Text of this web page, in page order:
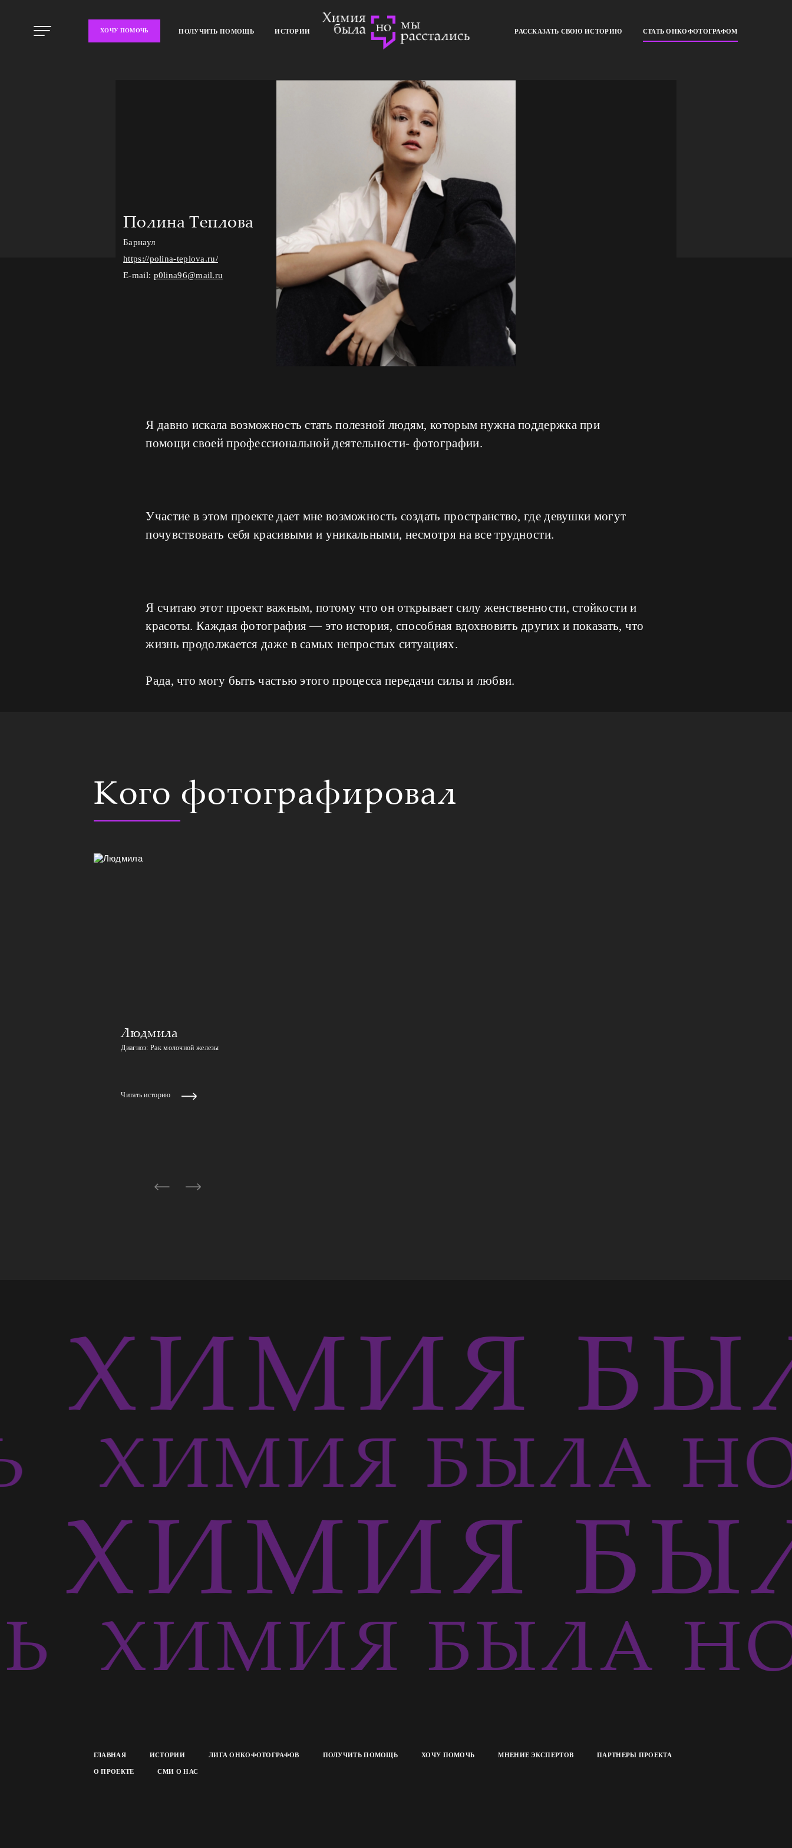
ХОЧУ ПОМОЧЬ ПОЛУЧИТЬ ПОМОЩЬ ИСТОРИИ РАССКАЗАТЬ СВОЮ ИСТОРИЮ СТАТЬ ОНКОФОТОГРАФОМ
Полина Теплова
Барнаул
https://polina-teplova.ru/
E-mail: p0lina96@mail.ru
Я давно искала возможность стать полезной людям, которым нужна поддержка при
помощи своей профессиональной деятельности- фотографии.
Участие в этом проекте дает мне возможность создать пространство, где девушки могут
почувствовать себя красивыми и уникальными, несмотря на все трудности.
Я считаю этот проект важным, потому что он открывает силу женственности, стойкости и
красоты. Каждая фотография — это история, способная вдохновить других и показать, что
жизнь продолжается даже в самых непростых ситуациях.
Рада, что могу быть частью этого процесса передачи силы и любви.
Кого фотографировал
Людмила
Диагноз: Рак молочной железы
Читать историю
ХИМИЯ
ХИМИЯ БЫЛА
ХИМИЯ
ХИМИЯ БЫЛА
ГЛАВНАЯ ИСТОРИИ ЛИГА ОНКОФОТОГРАФОВ ПОЛУЧИТЬ ПОМОЩЬ ХОЧУ ПОМОЧЬ МНЕНИЕ ЭКСПЕРТОВ ПАРТНЕРЫ ПРОЕКТА
О ПРОЕКТЕ СМИ О НАС